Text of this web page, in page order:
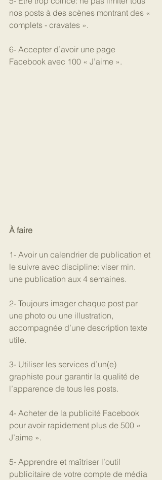
nos posts à des scènes montrant des «
complets - cravates ».
6- Accepter d’avoir une page
Facebook avec 100 « J’aime ».
À faire
1- Avoir un calendrier de publication et
le suivre avec discipline: viser min.
une publication aux 4 semaines.
2- Toujours imager chaque post par
une photo ou une illustration,
accompagnée d’une description texte
utile.
3- Utiliser les services d’un(e)
graphiste pour garantir la qualité de
l’apparence de tous les posts.
4- Acheter de la publicité Facebook
pour avoir rapidement plus de 500 «
J’aime ».
5- Apprendre et maîtriser l’outil
publicitaire de votre compte de média